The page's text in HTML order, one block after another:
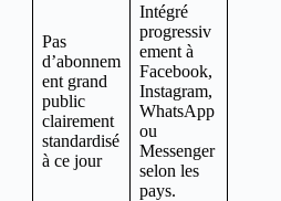
Pas
d’abonnem
ent grand
public
clairement
standardisé
à ce jour
Intégré
progressiv
ement à
Facebook,
Instagram,
WhatsApp
ou
Messenger
selon les
pays.